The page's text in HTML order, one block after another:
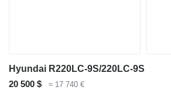
Hyundai R220LC-9S/220LC-9S
20 500 $
≈ 17 740 €